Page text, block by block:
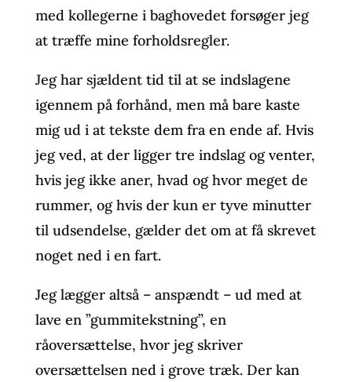
med kollegerne i baghovedet forsøger jeg
at træffe mine forholdsregler.
Jeg har sjældent tid til at se indslagene
igennem på forhånd, men må bare kaste
mig ud i at tekste dem fra en ende af. Hvis
jeg ved, at der ligger tre indslag og venter,
hvis jeg ikke aner, hvad og hvor meget de
rummer, og hvis der kun er tyve minutter
til udsendelse, gælder det om at få skrevet
noget ned i en fart.
Jeg lægger altså – anspændt – ud med at
lave en ”gummitekstning”, en
råoversættelse, hvor jeg skriver
oversættelsen ned i grove træk. Der kan